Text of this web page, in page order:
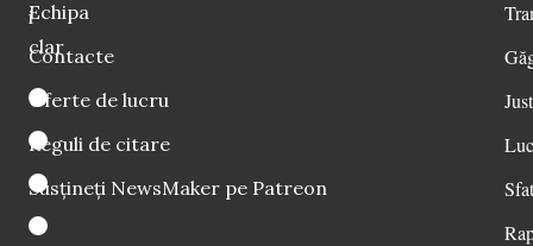
i
clar
Echipa
Contacte
Oferte de lucru
Reguli de citare
Susțineți NewsMaker pe Patreon